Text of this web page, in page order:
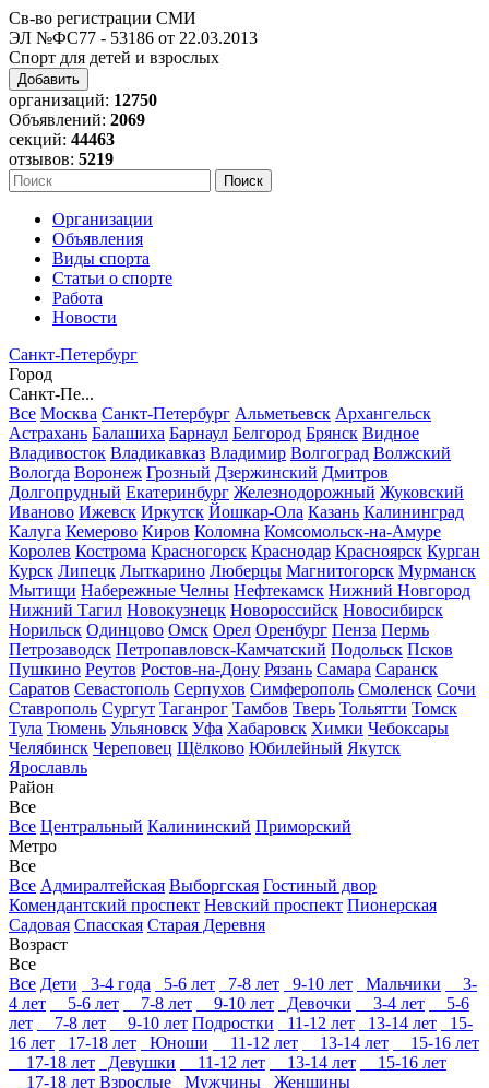
Св-во регистрации СМИ
ЭЛ №ФС77 - 53186 от 22.03.2013
Спорт для детей и взрослых
Добавить
организаций: 12750
Объявлений: 2069
секций: 44463
отзывов: 5219
Организации
Объявления
Виды спорта
Статьи о спорте
Работа
Новости
Санкт-Петербург
Город
Санкт-Пе...
Все Москва Санкт-Петербург Альметьевск Архангельск
Астрахань Балашиха Барнаул Белгород Брянск Видное
Владивосток Владикавказ Владимир Волгоград Волжский
Вологда Воронеж Грозный Дзержинский Дмитров
Долгопрудный Екатеринбург Железнодорожный Жуковский
Иваново Ижевск Иркутск Йошкар-Ола Казань Калининград
Калуга Кемерово Киров Коломна Комсомольск-на-Амуре
Королев Кострома Красногорск Краснодар Красноярск Курган
Курск Липецк Лыткарино Люберцы Магнитогорск Мурманск
Мытищи Набережные Челны Нефтекамск Нижний Новгород
Нижний Тагил Новокузнецк Новороссийск Новосибирск
Норильск Одинцово Омск Орел Оренбург Пенза Пермь
Петрозаводск Петропавловск-Камчатский Подольск Псков
Пушкино Реутов Ростов-на-Дону Рязань Самара Саранск
Саратов Севастополь Серпухов Симферополь Смоленск Сочи
Ставрополь Сургут Таганрог Тамбов Тверь Тольятти Томск
Тула Тюмень Ульяновск Уфа Хабаровск Химки Чебоксары
Челябинск Череповец Щёлково Юбилейный Якутск
Ярославль
Район
Все
Все Центральный Калининский Приморский
Метро
Все
Все Адмиралтейская Выборгская Гостиный двор
Комендантский проспект Невский проспект Пионерская
Садовая Спасская Старая Деревня
Возраст
Все
Все Дети 3-4 года 5-6 лет 7-8 лет 9-10 лет Мальчики
3-
4 лет
5-6 лет 7-8 лет 9-10 лет Девочки 3-4 лет
5-6
лет
7-8 лет 9-10 лет Подростки 11-12 лет 13-14 лет
15-
16 лет
17-18 лет Юноши 11-12 лет 13-14 лет
15-16 лет
17-18 лет
Девушки 11-12 лет 13-14 лет
15-16 лет
17-18 лет Взрослые Мужчины
Женщины